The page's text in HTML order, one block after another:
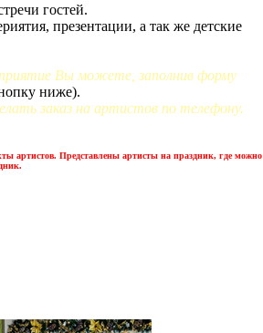
гостей.
презентации, а так же детские
Вы можете, заполнив форму
ниже).
заказ на артистов по телефону.
артистов. Представлены артисты на праздник, где можно